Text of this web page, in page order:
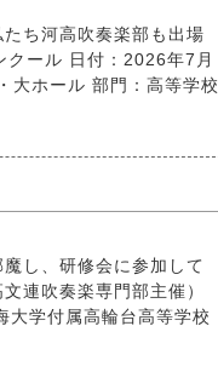
ち河高吹奏楽部も出場
ール 日付：2026年7月
大ホール 部門：高等学校
し、研修会に参加して
連吹奏楽専門部主催）
学付属高輪台高等学校